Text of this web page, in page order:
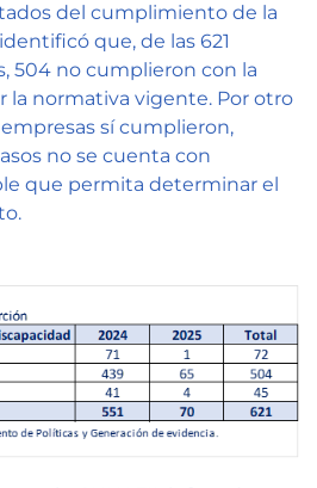
del cumplimiento de la
que, de las 621
504 no cumplieron con la
la normativa vigente. Por otro
sí cumplieron,
no se cuenta con
que permita determinar el